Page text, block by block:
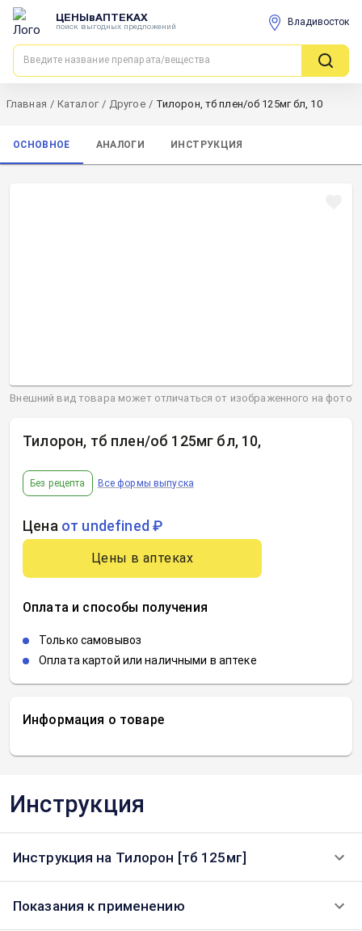
ЦЕНЫвАПТЕКАХ
поиск выгодных предложений Владивосток
Главная / Каталог / Другое / Тилорон, тб плен/об 125мг бл, 10
ОСНОВНОЕ АНАЛОГИ ИНСТРУКЦИЯ
Информация о товаре
Тилорон, тб плен/об 125мг бл, 10,
Без рецепта Все формы выпуска
Цена от undefined ₽
Цены в аптеках
Оплата и способы получения
Только самовывоз
Оплата картой или наличными в аптеке
Внешний вид товара может отличаться от изображенного на фото
Инструкция
Инструкция на Тилорон [тб 125мг]
Показания к применению